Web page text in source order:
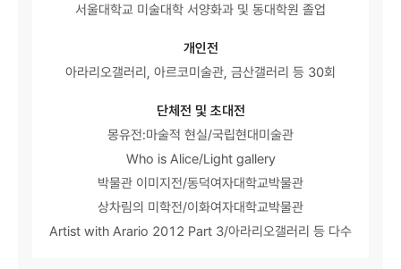
서울대학교 미술대학 서양화과 및 동대학원 졸업
개인전
아라리오갤러리, 아르코미술관, 금산갤러리 등 30회
단체전 및 초대전
몽유전:마술적 현실/국립현대미술관
Who is Alice/Light gallery
박물관 이미지전/동덕여자대학교박물관
상차림의 미학전/이화여자대학교박물관
Artist with Arario 2012 Part 3/아라리오갤러리 등 다수